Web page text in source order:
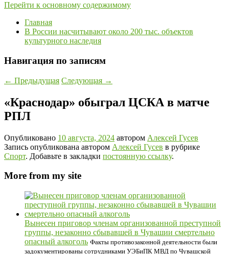
Перейти к основному содержимому
Главная
В России насчитывают около 200 тыс. объектов
культурного наследия
Навигация по записям
← Предыдущая Следующая →
«Краснодар» обыграл ЦСКА в матче
РПЛ
Опубликовано 10 августа, 2024 автором Алексей Гусев
Запись опубликована автором Алексей Гусев в рубрике
Спорт. Добавьте в закладки постоянную ссылку.
More from my site
Вынесен приговор членам организованной преступной
группы, незаконно сбывавшей в Чувашии смертельно
опасный алкоголь Факты противозаконной деятельности были
задокументированы сотрудниками УЭБиПК МВД по Чувашской